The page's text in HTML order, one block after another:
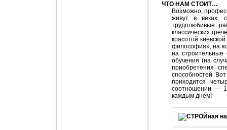
ЧТО НАМ СТОИТ…
Возможно,
живут в веках,
трудолюбивые
классических
красотой
философия», на
на строительные
обучения (на
приобретения
способностей.
приходится
соотношении —
каждым днем!